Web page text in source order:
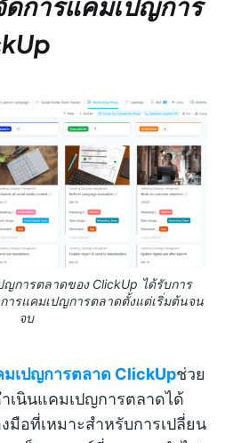
ญการตลาดของ ClickUp ได้รับการ
ารแคมเปญการตลาดตั้งแต่เริ่มต้นจน
จบ
มเปญการตลาด ClickUpช่วย
เนินแคมเปญการตลาดได้
มือที่เหมาะสำหรับการเปลี่ยน